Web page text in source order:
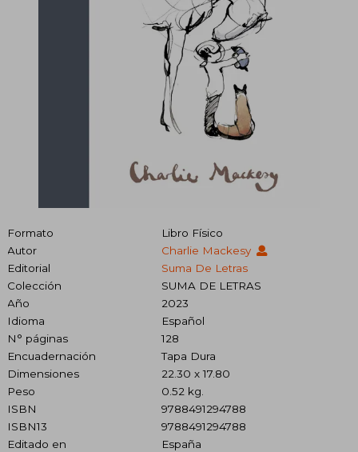
Formato
Libro Físico
Autor
Charlie Mackesy
Editorial
Suma De Letras
Colección
SUMA DE LETRAS
Año
2023
Idioma
Español
N° páginas
128
Encuadernación
Tapa Dura
Dimensiones
22.30 x 17.80
Peso
0.52 kg.
ISBN
9788491294788
ISBN13
9788491294788
Editado en
España